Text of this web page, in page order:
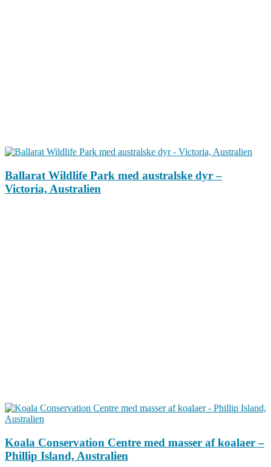
Ballarat Wildlife Park med australske dyr –
Victoria, Australien
Koala Conservation Centre med masser af koalaer –
Phillip Island, Australien